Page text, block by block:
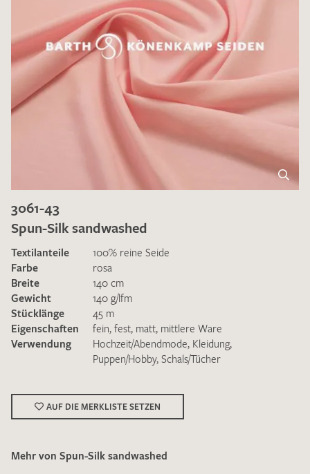
Ich bin damit einverstanden, dass meine angegebenen Daten
zur Beantwortung meiner Musteranfrage genutzt werden.
genommen und akzeptiere diese.
3061-43
Spun-Silk sandwashed
Textilanteile
100% reine Seide
Farbe
rosa
Breite
140 cm
Gewicht
140 g/lfm
Stücklänge
45 m
Eigenschaften
fein, fest, matt, mittlere Ware
Verwendung
Hochzeit/Abendmode, Kleidung,
Puppen/Hobby, Schals/Tücher
AUF DIE MERKLISTE SETZEN
Mehr von Spun-Silk sandwashed